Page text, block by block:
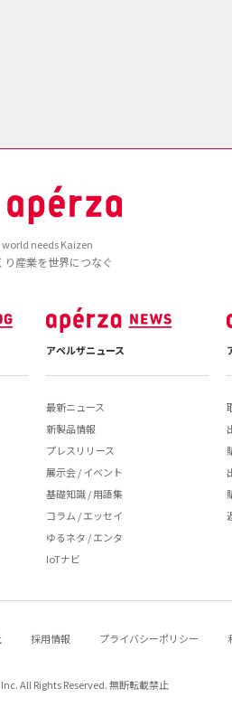
needs Kaizen
り産業を世界につなぐ
アペルザニュース
最新ニュース
新製品情報
プレスリリース
展示会 / イベント
基礎知識 / 用語集
コラム / エッセイ
ゆるネタ / エンタ
IoTナビ
採用情報 プライバシーポリシー
All Rights Reserved. 無断転載禁止